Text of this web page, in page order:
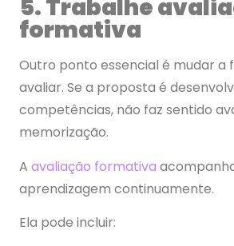
5. Trabalhe
formativa
Outro ponto essencial é mudar a
avaliar. Se a proposta é
competências, não faz sentido
memorização.
A avaliação formativa
aprendizagem continuamente.
Ela pode incluir: